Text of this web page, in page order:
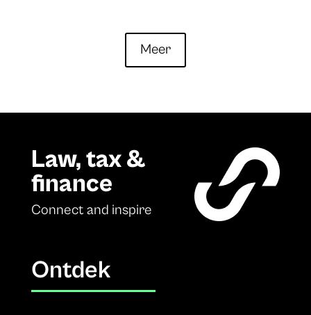
Meer
Law, tax &
finance
Connect and inspire
Ontdek